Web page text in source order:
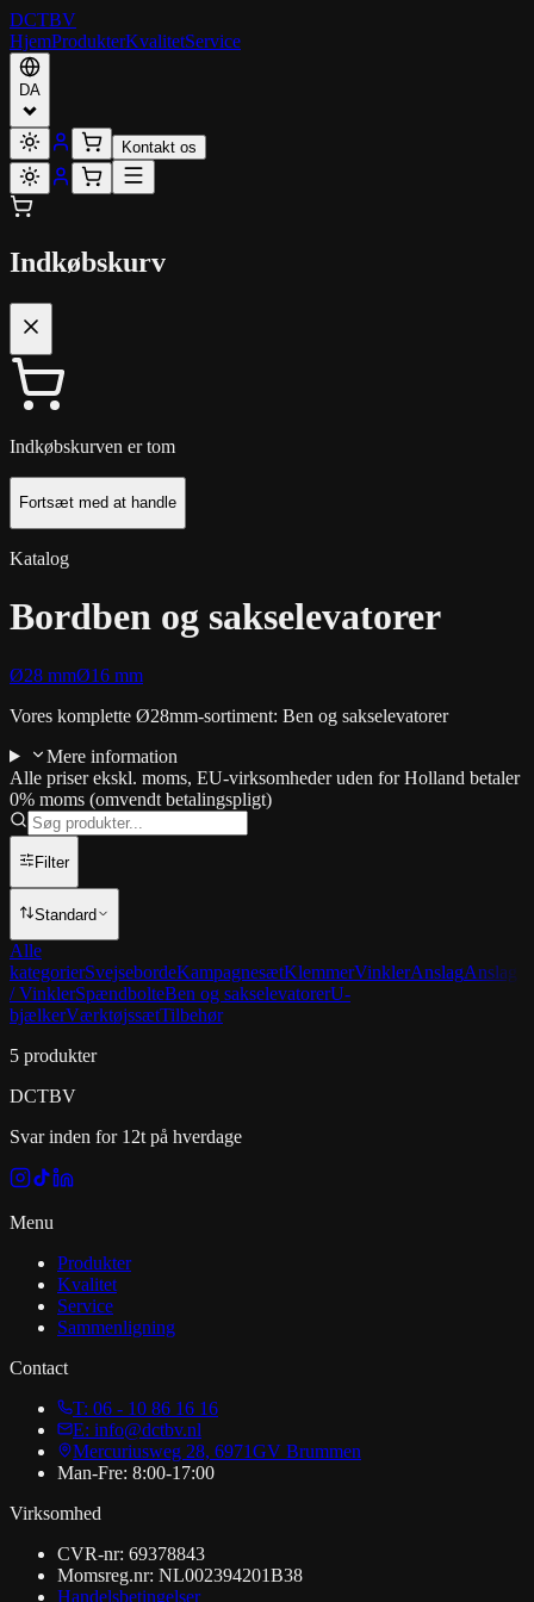
DCTBV
HjemProdukterKvalitetService
DA
Kontakt os
Indkøbskurv
Indkøbskurven er tom
Fortsæt med at handle
Katalog
Bordben og sakselevatorer
Ø28 mmØ16 mm
Vores komplette Ø28mm-sortiment: Ben og sakselevatorer
Mere information
Alle priser ekskl. moms, EU-virksomheder uden for Holland betaler
0% moms (omvendt betalingspligt)
Filter
Standard
Alle
kategorierSvejsebordeKampagnesætKlemmerVinklerAnslagAnslag
/ VinklerSpændbolteBen og sakselevatorerU-
bjælkerVærktøjssætTilbehør
5 produkter
DCTBV
Svar inden for 12t på hverdage
Menu
Produkter
Kvalitet
Service
Sammenligning
Contact
T: 06 - 10 86 16 16
E: info@dctbv.nl
Mercuriusweg 28, 6971GV Brummen
Man-Fre: 8:00-17:00
Virksomhed
CVR-nr: 69378843
Momsreg.nr: NL002394201B38
Handelsbetingelser